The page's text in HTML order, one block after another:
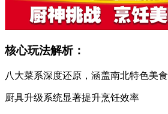
核心玩法解析：
八大菜系深度还原，涵盖南北特色美食
厨具升级系统显著提升烹饪效率